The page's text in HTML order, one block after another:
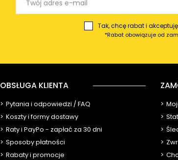
Tak, chcę rabat i akceptuję
*Rabat obowiązuje od
OBSŁUGA KLIENTA
Pytania i odpowiedzi / FAQ
Koszty i formy dostawy
Raty i PayPo - zapłać za 30 dni
Sposoby płatności
Rabaty i promocje